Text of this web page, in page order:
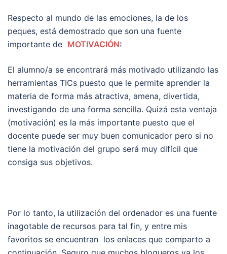
Respecto al mundo de las emociones, la de los
peques, está demostrado que son una fuente
importante de MOTIVACIÓN:
El alumno/a se encontrará más motivado utilizando las
herramientas TICs puesto que le permite aprender la
materia de forma más atractiva, amena, divertida,
investigando de una forma sencilla. Quizá esta ventaja
(motivación) es la más importante puesto que el
docente puede ser muy buen comunicador pero si no
tiene la motivación del grupo será muy difícil que
consiga sus objetivos.
Por lo tanto, la utilización del ordenador es una fuente
inagotable de recursos para tal fin, y entre mis
favoritos se encuentran los enlaces que comparto a